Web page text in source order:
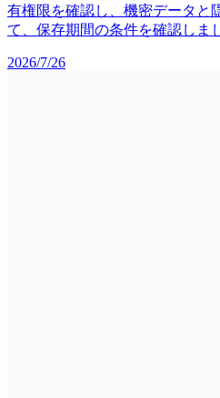
有権限を確認し、機密データと
て、保存期間の条件を確認しま
2026/7/26